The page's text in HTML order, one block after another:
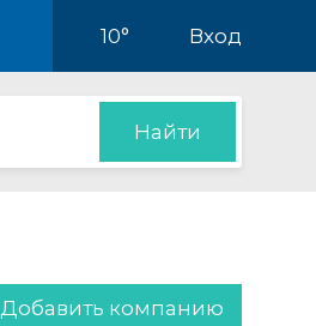
10° Вход
Найти
Добавить компанию